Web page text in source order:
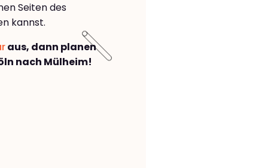
Seiten des
kannst.
aus, dann planen
nach Mülheim!